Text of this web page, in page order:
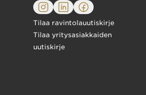
Tilaa ravintolauutiskirje
Tilaa yritysasiakkaiden
uutiskirje